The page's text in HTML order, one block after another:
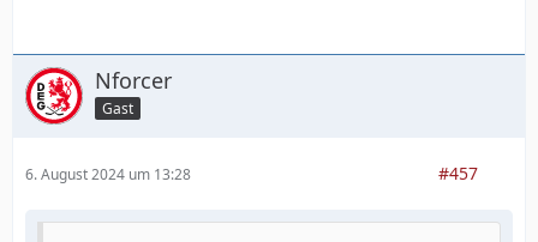
Nforcer
Gast
6. August 2024 um 13:28 #457